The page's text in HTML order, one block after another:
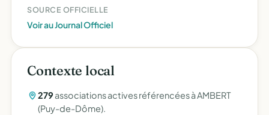
SOURCE OFFICIELLE
Voir au Journal Officiel
Contexte local
279 associations actives référencées à AMBERT
(Puy-de-Dôme).